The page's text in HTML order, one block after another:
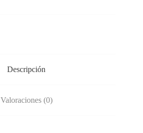
Descripción
Valoraciones (0)